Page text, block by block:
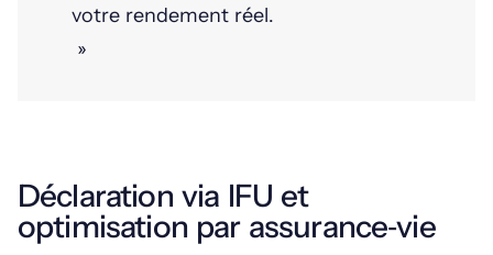
votre rendement réel.
»
Déclaration via IFU et
optimisation par assurance‑vie